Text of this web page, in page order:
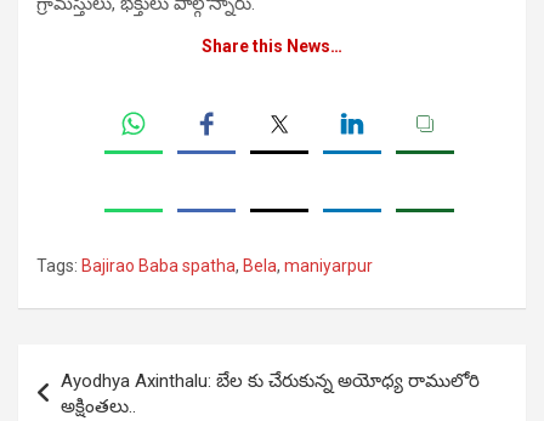
Share this News…
Tags: Bajirao Baba spatha, Bela, maniyarpur
navigation
Ayodhya Axinthalu: బేల కు చేరుకున్న అయోధ్య రాములోరి
అక్షింతలు..